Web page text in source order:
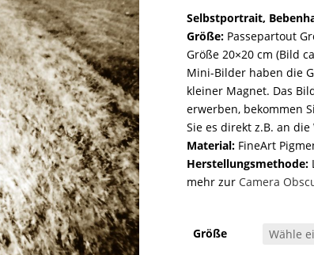
Selbstportrait,
Größe:Passepartout
Größe 20×20 cm (Bild
Mini-Bilder haben die
kleiner Magnet. Das
erwerben, bekommen
Sie es direkt z.B. an
Material:FineArt
Herstellungsmethode:
mehr zur Camera
Größe